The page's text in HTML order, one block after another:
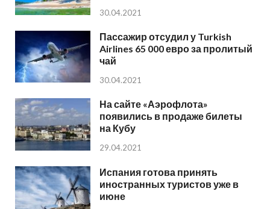
30.04.2021
Пассажир отсудил у Turkish
Airlines 65 000 евро за пролитый
чай
30.04.2021
На сайте «Аэрофлота»
появились в продаже билеты
на Кубу
29.04.2021
Испания готова принять
иностранных туристов уже в
июне